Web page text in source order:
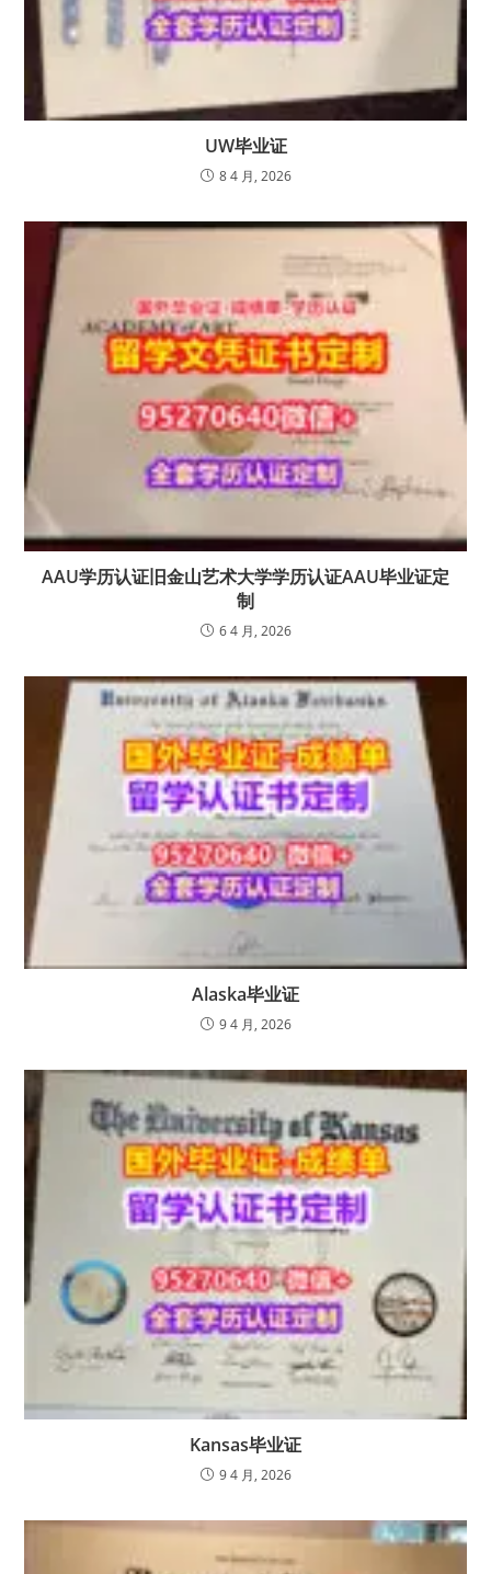
UW毕业证
8 4 月, 2026
AAU学历认证旧金山艺术大学学历认证AAU毕业证定
制
6 4 月, 2026
Alaska毕业证
9 4 月, 2026
Kansas毕业证
9 4 月, 2026